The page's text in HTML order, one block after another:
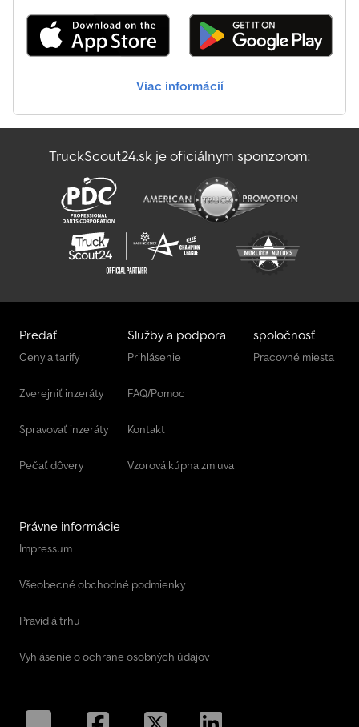
Viac informácií
TruckScout24.sk je oficiálnym sponzorom:
Predať
Ceny a tarify
Zverejniť inzeráty
Spravovať inzeráty
Pečať dôvery
Služby a podpora
Prihlásenie
FAQ/Pomoc
Kontakt
Vzorová kúpna zmluva
spoločnosť
Pracovné miesta
Právne informácie
Impressum
Všeobecné obchodné podmienky
Pravidlá trhu
Vyhlásenie o ochrane osobných údajov